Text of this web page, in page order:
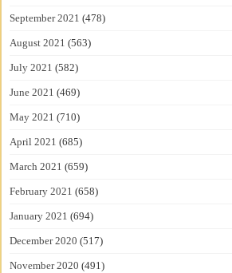
September 2021 (478)
August 2021 (563)
July 2021 (582)
June 2021 (469)
May 2021 (710)
April 2021 (685)
March 2021 (659)
February 2021 (658)
January 2021 (694)
December 2020 (517)
November 2020 (491)